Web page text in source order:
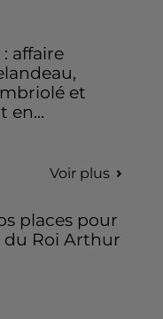
affaire
et
en...
Voir plus
places pour
du Roi Arthur